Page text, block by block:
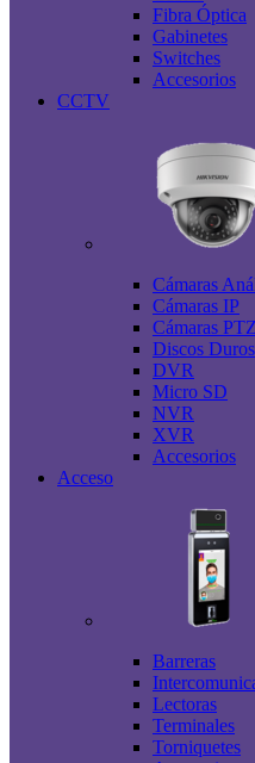
Fibra Óptica
Gabinetes
Switches
Accesorios
CCTV
Cámaras
Cámaras IP
Cámaras PTZ
Discos Duros
DVR
Micro SD
NVR
XVR
Accesorios
Acceso
Barreras
Lectoras
Terminales
Torniquetes